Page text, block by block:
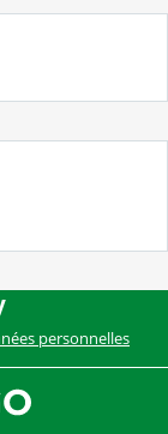
personnelles